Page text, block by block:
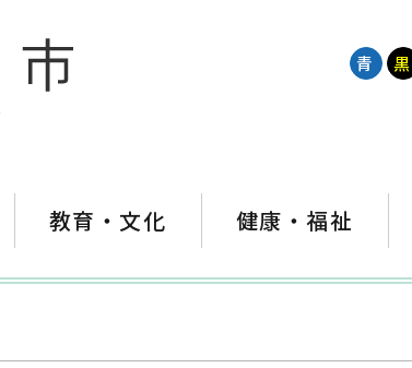
青 黒
教育・文化 健康・福祉